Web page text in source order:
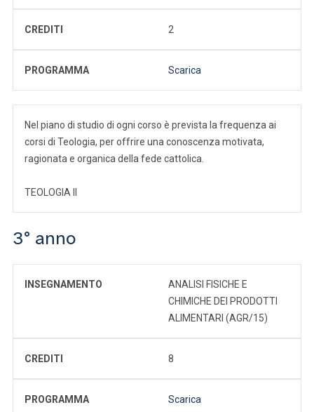
CREDITI 2
PROGRAMMA Scarica
Nel piano di studio di ogni corso è prevista la frequenza ai
corsi di Teologia, per offrire una conoscenza motivata,
ragionata e organica della fede cattolica.
TEOLOGIA II
3° anno
INSEGNAMENTO
ANALISI FISICHE E
CHIMICHE DEI PRODOTTI
ALIMENTARI (AGR/15)
CREDITI 8
PROGRAMMA Scarica